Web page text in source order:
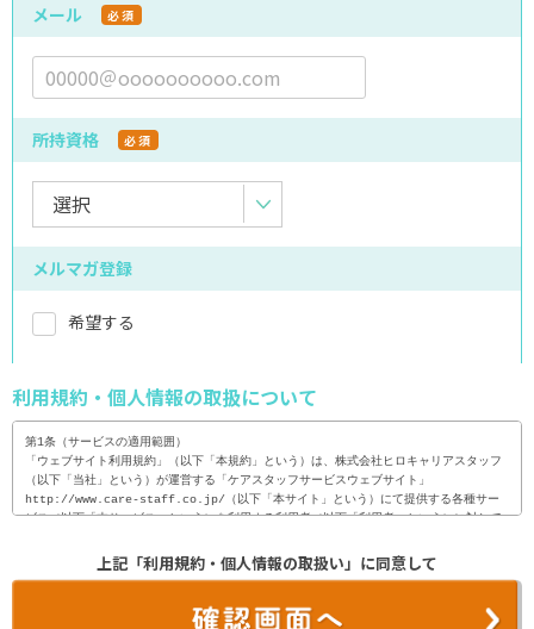
メール 必須
所持資格 必須
メルマガ登録
希望する
利用規約・個人情報の取扱について
第1条（サービスの適用範囲）
「ウェブサイト利用規約」（以下「本規約」という）は、株式会社ヒロキャリアスタッフ
（以下「当社」という）が運営する「ケアスタッフサービスウェブサイト」
http://www.care-staff.co.jp/（以下「本サイト」という）にて提供する各種サー
ビス（以下「本サービス」という）を利用する利用者（以下「利用者」という）に対して
2. 利用者は、本サイトを利用（閲覧・検索等）に際し、本規約の内容を全て承諾するも
上記「利用規約・個人情報の取扱い」に同意して